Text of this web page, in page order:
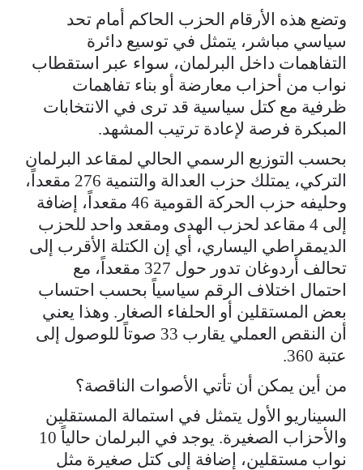
وتضع هذه الأرقام الحزب الحاكم أمام تحد
سياسي مباشر، يتمثل في توسيع دائرة
التفاهمات داخل البرلمان، سواء عبر استقطاب
نواب من أحزاب معارضة أو بناء تفاهمات
ظرفية مع كتل سياسية قد ترى في الانتخابات
المبكرة فرصة لإعادة ترتيب المشهد.
بحسب التوزيع الرسمي الحالي لمقاعد البرلمان
التركي، يمتلك حزب العدالة والتنمية 276 مقعداً،
وحليفه حزب الحركة القومية 46 مقعداً، إضافة
إلى 4 مقاعد لحزب الهدى ومقعد واحد للحزب
الديمقراطي اليساري، أي إن الكتلة الأقرب إلى
تحالف أردوغان تدور حول 327 مقعداً، مع
احتمال اختلاف الرقم سياسياً بحسب احتساب
بعض المستقلين أو الحلفاء الصغار. وهذا يعني
أن النقص العملي يقارب 33 صوتاً للوصول إلى
عتبة 360.
من أين يمكن أن تأتي الأصوات الناقصة؟
السيناريو الأول يتمثل في استمالة المستقلين
والأحزاب الصغيرة. يوجد في البرلمان حالياً 10
نواب مستقلين، إضافة إلى كتل صغيرة مثل